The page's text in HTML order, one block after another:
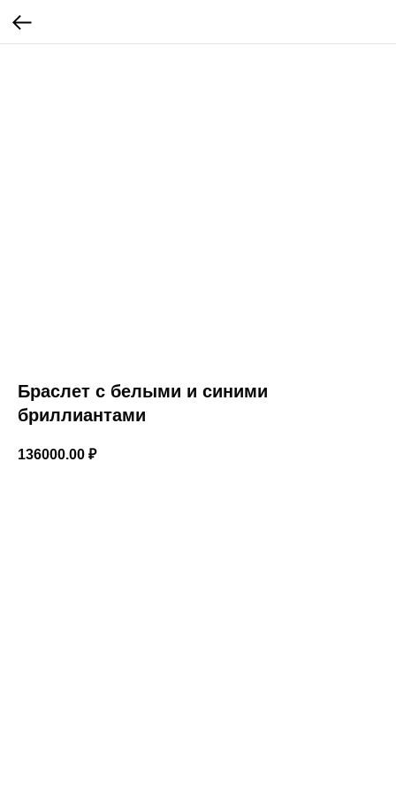
Браслет с белыми и синими
бриллиантами
136000.00 ₽